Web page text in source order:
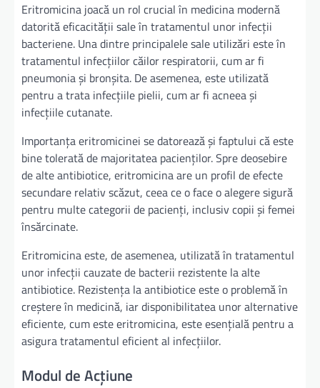
Eritromicina joacă un rol crucial în medicina modernă
datorită eficacității sale în tratamentul unor infecții
bacteriene. Una dintre principalele sale utilizări este în
tratamentul infecțiilor căilor respiratorii, cum ar fi
pneumonia și bronșita. De asemenea, este utilizată
pentru a trata infecțiile pielii, cum ar fi acneea și
infecțiile cutanate.
Importanța eritromicinei se datorează și faptului că este
bine tolerată de majoritatea pacienților. Spre deosebire
de alte antibiotice, eritromicina are un profil de efecte
secundare relativ scăzut, ceea ce o face o alegere sigură
pentru multe categorii de pacienți, inclusiv copii și femei
însărcinate.
Eritromicina este, de asemenea, utilizată în tratamentul
unor infecții cauzate de bacterii rezistente la alte
antibiotice. Rezistența la antibiotice este o problemă în
creștere în medicină, iar disponibilitatea unor alternative
eficiente, cum este eritromicina, este esențială pentru a
asigura tratamentul eficient al infecțiilor.
Modul de Acțiune